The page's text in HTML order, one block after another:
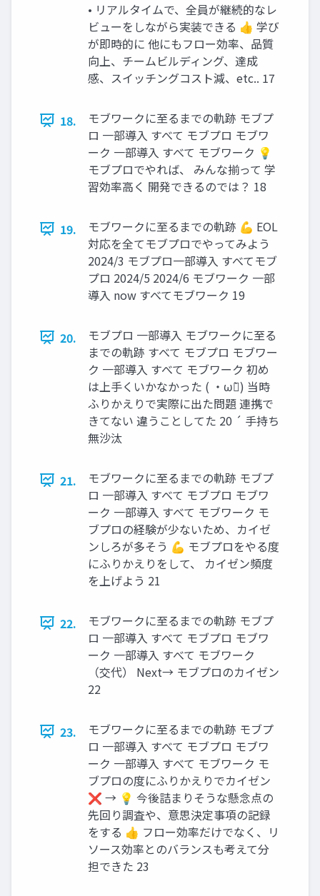
• リアルタイムで、全員が継続的なレ
ビューをしながら実装できる 👍 学び
が即時的に 他にもフロー効率、品質
向上、チームビルディング、達成
感、スイッチングコスト減、etc.. 17
18.
モブワークに至るまでの軌跡 モブプ
ロ 一部導入 すべて モブプロ モブワ
ーク 一部導入 すべて モブワーク 💡
モブプロでやれば、 みんな揃って 学
習効率高く 開発できるのでは？ 18
19.
モブワークに至るまでの軌跡 💪 EOL
対応を全てモブプロでやってみよう
2024/3 モブプロ一部導入 すべてモブ
プロ 2024/5 2024/6 モブワーク 一部
導入 now すべてモブワーク 19
20.
モブプロ 一部導入 モブワークに至る
までの軌跡 すべて モブプロ モブワー
ク 一部導入 すべて モブワーク 初め
は上手くいかなかった ( ・ω・̀) 当時
ふりかえりで実際に出た問題 連携で
きてない 違うことしてた 20 ´ 手持ち
無沙汰
21.
モブワークに至るまでの軌跡 モブプ
ロ 一部導入 すべて モブプロ モブワ
ーク 一部導入 すべて モブワーク モ
ブプロの経験が少ないため、カイゼ
ンしろが多そう 💪 モブプロをやる度
にふりかえりをして、 カイゼン頻度
を上げよう 21
22.
モブワークに至るまでの軌跡 モブプ
ロ 一部導入 すべて モブプロ モブワ
ーク 一部導入 すべて モブワーク
（交代） Next→ モブプロのカイゼン
22
23.
モブワークに至るまでの軌跡 モブプ
ロ 一部導入 すべて モブプロ モブワ
ーク 一部導入 すべて モブワーク モ
ブプロの度にふりかえりでカイゼン
❌ → 💡 今後詰まりそうな懸念点の
先回り調査や、意思決定事項の記録
をする 👍 フロー効率だけでなく、リ
ソース効率とのバランスも考えて分
担できた 23